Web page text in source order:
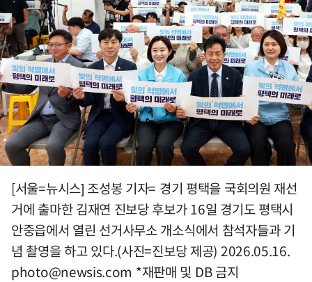
[서울=뉴시스] 조성봉 기자= 경기 평택을 국회의원 재선
거에 출마한 김재연 진보당 후보가 16일 경기도 평택시
안중읍에서 열린 선거사무소 개소식에서 참석자들과 기
념 촬영을 하고 있다.(사진=진보당 제공) 2026.05.16.
photo@newsis.com *재판매 및 DB 금지